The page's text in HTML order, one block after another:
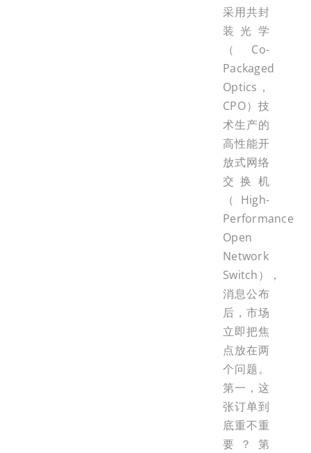
采用共封
装光学
（Co-
Packaged
Optics，
CPO）技
术生产的
高性能开
放式网络
交换机
（High-
Performance
Open
Network
Switch），
消息公布
后，市场
立即把焦
点放在两
个问题。
第一，这
张订单到
底重不重
要？第